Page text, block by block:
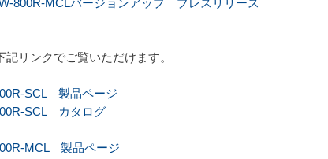
800R-MCLバージョンアップ プレスリリース
リンクでご覧いただけます。
SCL 製品ページ
SCL カタログ
MCL 製品ページ